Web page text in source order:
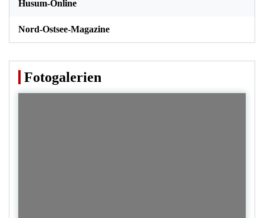
Husum-Online
Nord-Ostsee-Magazine
Fotogalerien